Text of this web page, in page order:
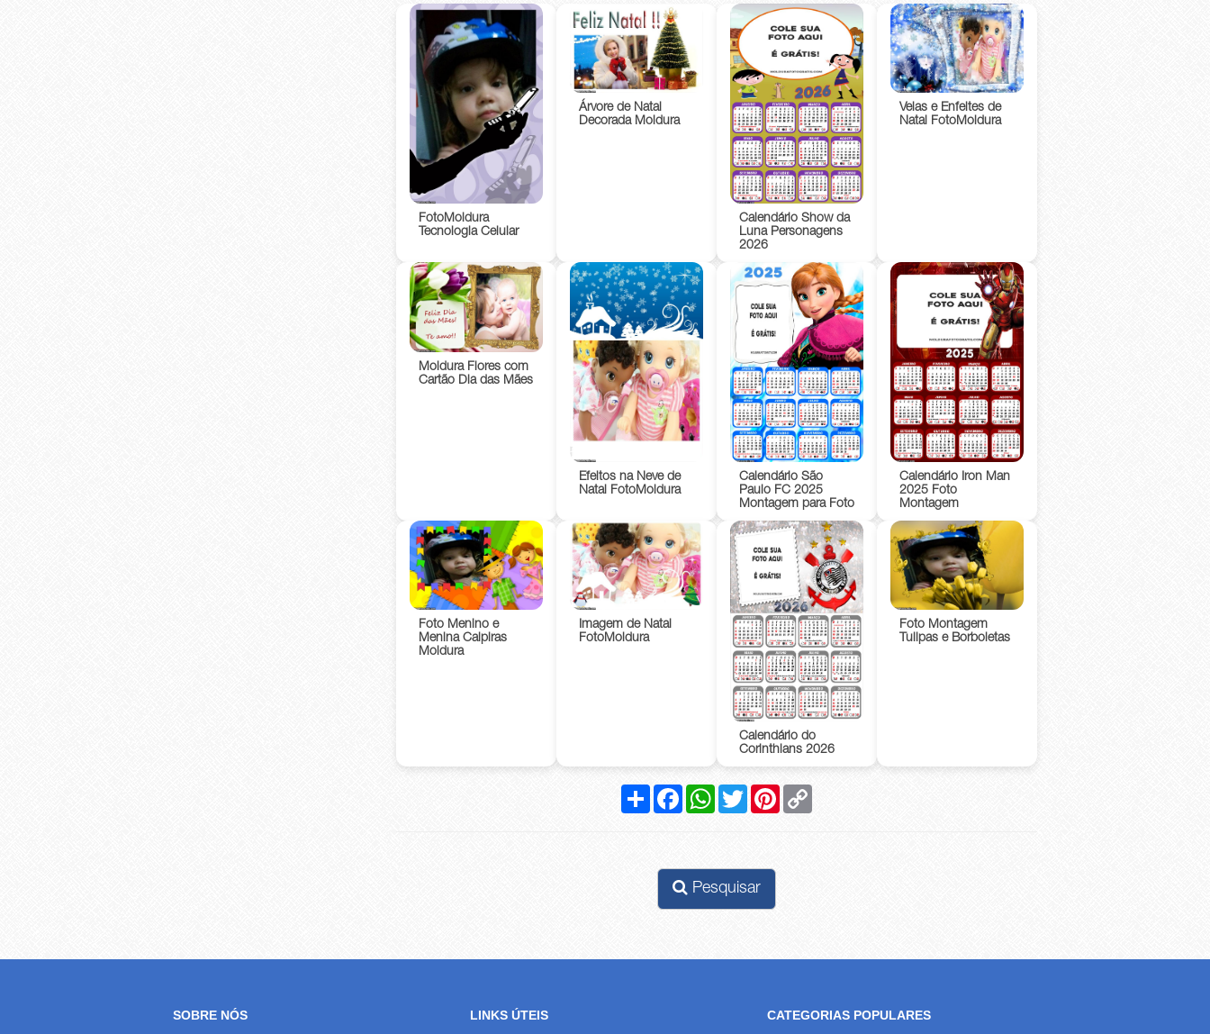
FotoMoldura
Tecnologia Celular
Árvore de Natal
Decorada Moldura
Calendário Show da
Luna Personagens
2026
Velas e Enfeites de
Natal FotoMoldura
Moldura Flores com
Cartão Dia das Mães
Efeitos na Neve de
Natal FotoMoldura
Calendário São
Paulo FC 2025
Montagem para Foto
Calendário Iron Man
2025 Foto
Montagem
Foto Menino e
Menina Caipiras
Moldura
Imagem de Natal
FotoMoldura
Calendário do
Corinthians 2026
Foto Montagem
Tulipas e Borboletas
Compartilhar
FacebookWhatsApp
TwitterPinterestCopy
Pesquisar
SOBRE NÓS LINKS ÚTEIS CATEGORIAS POPULARES